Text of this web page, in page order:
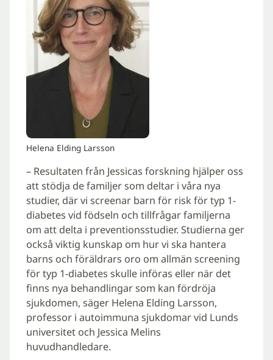
Helena Elding Larsson
– Resultaten från Jessicas forskning hjälper oss
att stödja de familjer som deltar i våra nya
studier, där vi screenar barn för risk för typ 1-
diabetes vid födseln och tillfrågar familjerna
om att delta i preventionsstudier. Studierna ger
också viktig kunskap om hur vi ska hantera
barns och föräldrars oro om allmän screening
för typ 1-diabetes skulle införas eller när det
finns nya behandlingar som kan fördröja
sjukdomen, säger Helena Elding Larsson,
professor i autoimmuna sjukdomar vid Lunds
universitet och Jessica Melins
huvudhandledare.